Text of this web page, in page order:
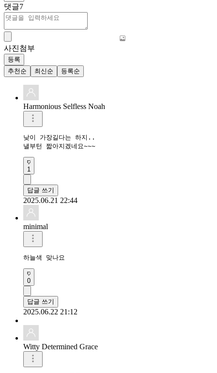
댓글7
사진첨부
등록
추천순
최신순 등록순
Harmonious Selfless Noah
낮이 가장길다는 하지..
낼부턴 짧아지겠네요~~~
1
답글 쓰기
2025.06.21 22:44
minimal
하늘색 맞나요
0
답글 쓰기
2025.06.22 21:12
Witty Determined Grace